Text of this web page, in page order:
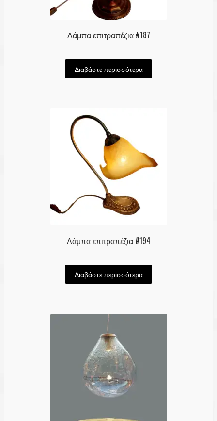
Λάμπα επιτραπέζια #187
Διαβάστε περισσότερα
Λάμπα επιτραπέζια #194
Διαβάστε περισσότερα